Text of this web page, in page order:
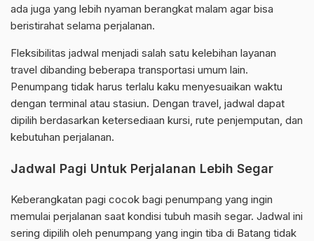
ada juga yang lebih nyaman berangkat malam agar bisa
beristirahat selama perjalanan.
Fleksibilitas jadwal menjadi salah satu kelebihan layanan
travel dibanding beberapa transportasi umum lain.
Penumpang tidak harus terlalu kaku menyesuaikan waktu
dengan terminal atau stasiun. Dengan travel, jadwal dapat
dipilih berdasarkan ketersediaan kursi, rute penjemputan, dan
kebutuhan perjalanan.
Jadwal Pagi Untuk Perjalanan Lebih Segar
Keberangkatan pagi cocok bagi penumpang yang ingin
memulai perjalanan saat kondisi tubuh masih segar. Jadwal ini
sering dipilih oleh penumpang yang ingin tiba di Batang tidak